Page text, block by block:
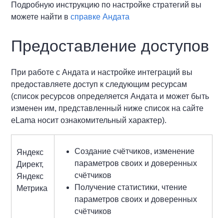
Подробную инструкцию по настройке стратегий вы
можете найти всправке Андата
Предоставление доступов
При работе с Андата и настройке интеграций вы
предоставляете доступ к следующим ресурсам
(список ресурсов определяется Андата и может быть
изменен им, представленный ниже список на сайте
eLama носит ознакомительный характер).
Яндекс
Директ,
Яндекс
Метрика
Создание счётчиков, изменение
параметров своих и доверенных
счётчиков
Получение статистики, чтение
параметров своих и доверенных
счётчиков